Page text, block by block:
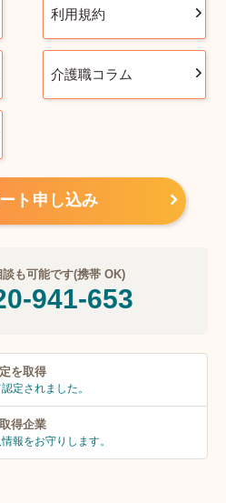
利用規約
介護職コラム
ト申し込み
も可能です(携帯 OK)
941-653
を取得
定されました。
取得企業
情報をお守りします。